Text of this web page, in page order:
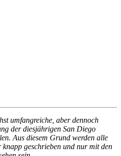
umfangreiche, aber dennoch
der diesjährigen San Diego
Aus diesem Grund werden alle
geschrieben und nur mit den